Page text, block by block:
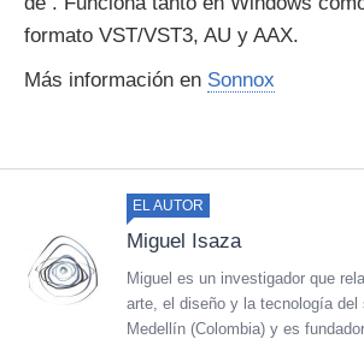
formato VST/VST3, AU y AAX.
Más información en Sonnox
EL AUTOR
Miguel Isaza
Miguel es un investigador que
arte, el diseño y la tecnología del
Medellín (Colombia) y es